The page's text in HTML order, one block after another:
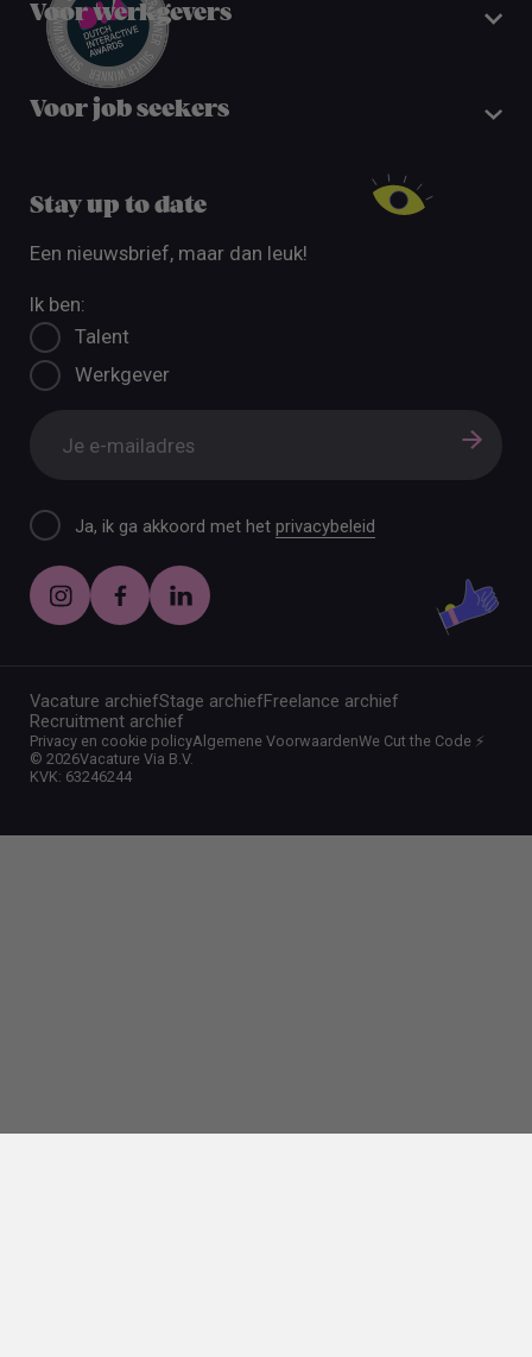
Voor werkgevers
Voor job seekers
Stay up to date
Een nieuwsbrief, maar dan leuk!
Ik ben:
Talent
Werkgever
Ja, ik ga akkoord met hetprivacybeleid
Vacature archiefStage archiefFreelance archief
Recruitment archief
©2026Vacature Via B.V.
KVK: 63246244
Privacy en cookie policyAlgemene VoorwaardenWe Cut the Code ⚡️